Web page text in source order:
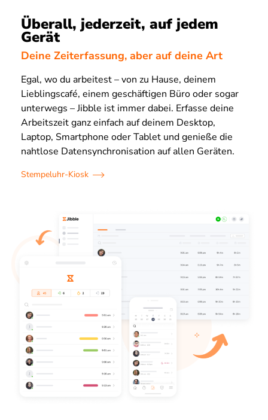
Überall, jederzeit, auf jedem
Gerät
Deine Zeiterfassung, aber auf deine Art
Egal, wo du arbeitest – von zu Hause, deinem
Lieblingscafé, einem geschäftigen Büro oder sogar
unterwegs – Jibble ist immer dabei. Erfasse deine
Arbeitszeit ganz einfach auf deinem Desktop,
Laptop, Smartphone oder Tablet und genieße die
nahtlose Datensynchronisation auf allen Geräten.
Stempeluhr-Kiosk